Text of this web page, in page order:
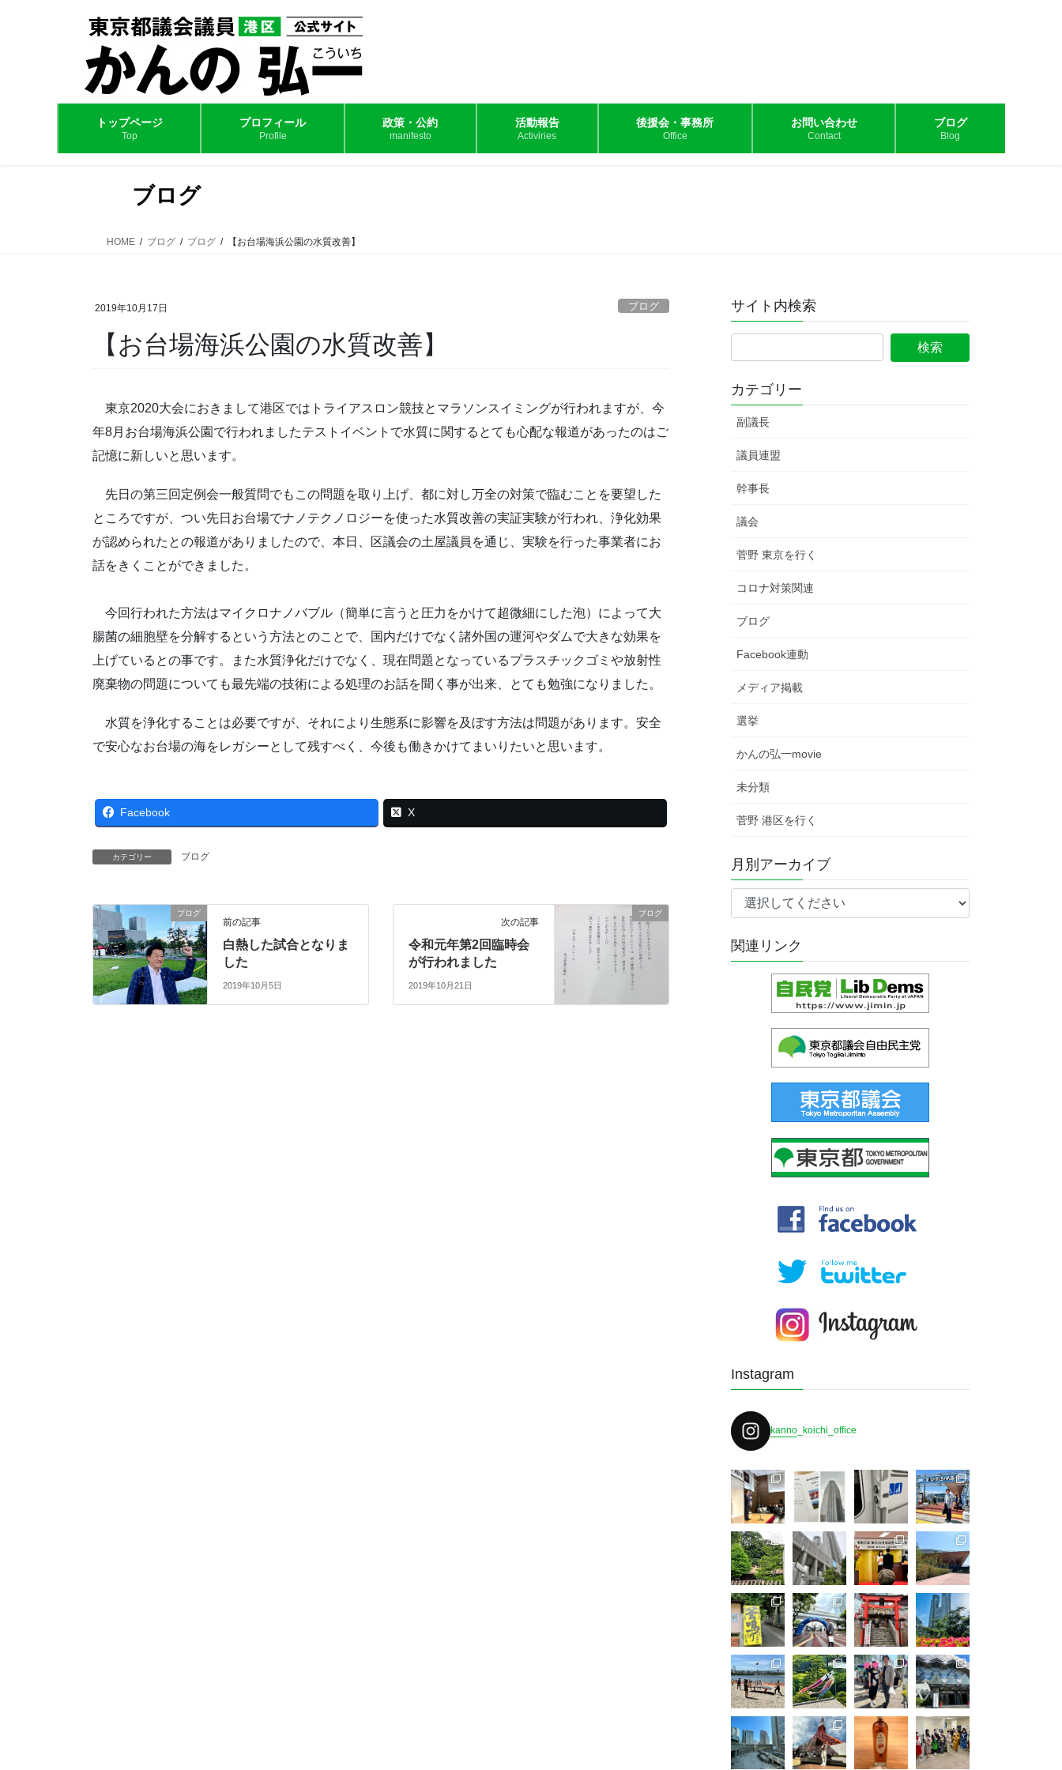
トップページ
Top
プロフィール
Profile
政策・公約
manifesto
活動報告
Activiries
後援会・事務所
Office
お問い合わせ
Contact
ブログ
Blog
ブログ
HOME ブログ ブログ 【お台場海浜公園の水質改善】
2019年10月17日 ブログ
【お台場海浜公園の水質改善】
東京2020大会におきまして港区ではトライアスロン競技とマラソンスイミングが行われますが、今
年8月お台場海浜公園で行われましたテストイベントで水質に関するとても心配な報道があったのはご
記憶に新しいと思います。
先日の第三回定例会一般質問でもこの問題を取り上げ、都に対し万全の対策で臨むことを要望した
ところですが、つい先日お台場でナノテクノロジーを使った水質改善の実証実験が行われ、浄化効果
が認められたとの報道がありましたので、本日、区議会の土屋議員を通じ、実験を行った事業者にお
話をきくことができました。
今回行われた方法はマイクロナノバブル（簡単に言うと圧力をかけて超微細にした泡）によって大
腸菌の細胞壁を分解するという方法とのことで、国内だけでなく諸外国の運河やダムで大きな効果を
上げているとの事です。また水質浄化だけでなく、現在問題となっているプラスチックゴミや放射性
廃棄物の問題についても最先端の技術による処理のお話を聞く事が出来、とても勉強になりました。
水質を浄化することは必要ですが、それにより生態系に影響を及ぼす方法は問題があります。安全
で安心なお台場の海をレガシーとして残すべく、今後も働きかけてまいりたいと思います。
Facebook X
カテゴリー ブログ
ブログ
前の記事
白熱した試合となりま
した
2019年10月5日
ブログ
次の記事
令和元年第2回臨時会
が行われました
2019年10月21日
サイト内検索
カテゴリー
副議長
議員連盟
幹事長
議会
菅野 東京を行く
コロナ対策関連
ブログ
Facebook連動
メディア掲載
選挙
かんの弘一movie
未分類
菅野 港区を行く
月別アーカイブ
関連リンク
Instagram
kanno_koichi_office